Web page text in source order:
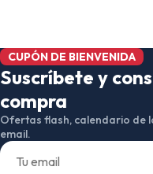
CUPÓN DE BIENVENIDA
Suscríbete y
compra
Ofertas flash, calendario de
email.